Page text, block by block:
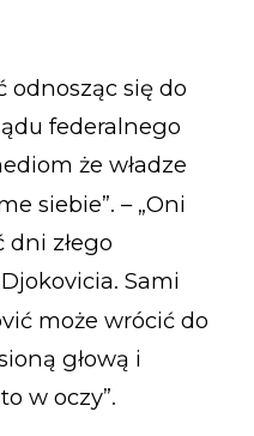
odnosząc się do
federalnego
że władze
siebie”. – „Oni
dni złego
Sami
może wrócić do
głową i
w oczy”.